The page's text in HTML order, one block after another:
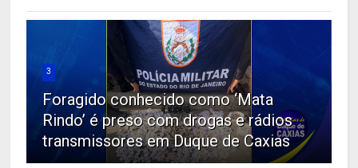
3
Foragido conhecido como ‘Mata
Rindo’ é preso com drogas e rádios
transmissores em Duque de Caxias